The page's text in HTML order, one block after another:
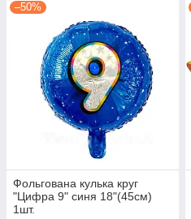
–50%
Фольгована кулька круг
"Цифра 9" синя 18"(45см)
1шт.